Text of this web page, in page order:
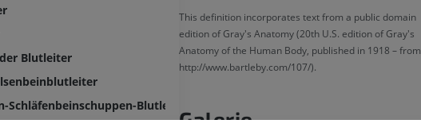
Blutleiter
Schläfenbeinschuppen-Blutleiter
This definition incorporates text from a public domain
edition of Gray's Anatomy (20th U.S. edition of Gray's
Anatomy of the Human Body, published in 1918 – from
http://www.bartleby.com/107/).
Galerie